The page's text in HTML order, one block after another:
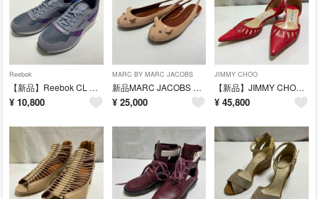
Reebok
【新品】Reebok CL NYLON クラシック ナイロン スニーカー
¥ 10,800
MARC BY MARC JACOBS
新品MARC JACOBS パテントレザー マウス バックストラップ パンプス
¥ 25,000
JIMMY CHOO
【新品】JIMMY CHOO カットアウト ポインテッドトゥセパレート パンプス
¥ 45,800